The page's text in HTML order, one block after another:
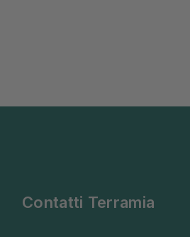
Contatti Terramia